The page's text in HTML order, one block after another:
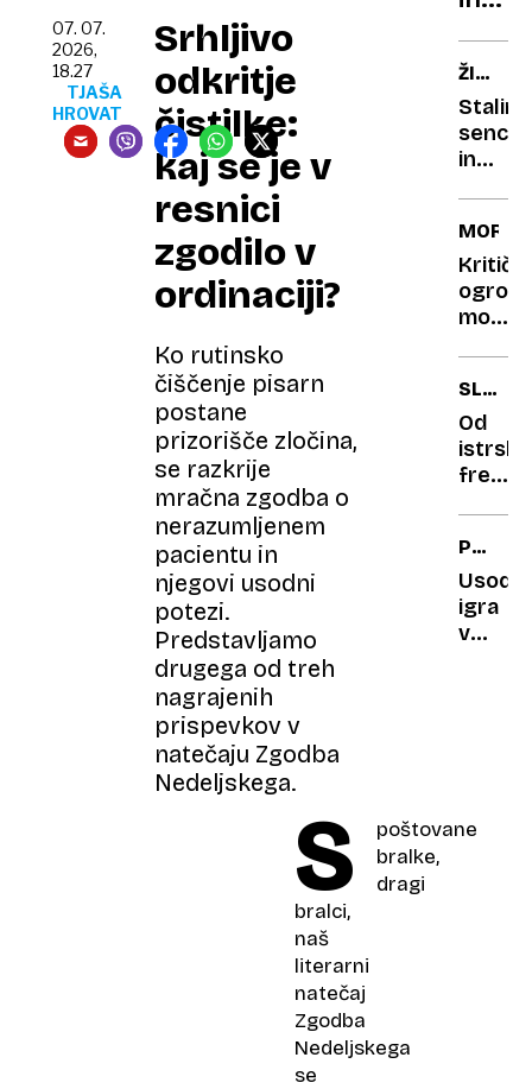
Srhljivo
odkritje
čistilke:
kaj se je v
resnici
zgodilo v
ordinaciji?
Ko rutinsko
čiščenje pisarn
postane
prizorišče zločina,
se razkrije
mračna zgodba o
nerazumljenem
pacientu in
njegovi usodni
potezi.
Predstavljamo
drugega od treh
nagrajenih
prispevkov v
natečaju Zgodba
Nedeljskega.
07. 07.
2026,
18.27
TJAŠA
HROVAT
S
poštovane
bralke,
dragi
bralci,
naš
literarni
natečaj
Zgodba
Nedeljskega
se
nakit:
o
čem
so
brali
pred
90
leti
senca
in
Frido
Kahlo:
pot
MORJE
morski
v
zalivu
Od
fresk
svet
igra
v